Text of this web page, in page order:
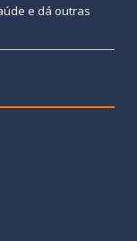
e dá outras